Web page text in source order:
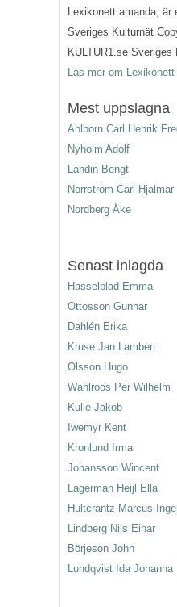
Lexikonett amanda, är
Sveriges Kulturnät
KULTUR1.se Sveriges
Läs mer om
Mest uppslagna
Ahlborn Carl Henrik
Nyholm Adolf
Landin Bengt
Norrström Carl Hjalmar
Nordberg Åke
Senast inlagda
Hasselblad Emma
Ottosson Gunnar
Dahlén Erika
Kruse Jan Lambert
Olsson Hugo
Wahlroos Per Wilhelm
Kulle Jakob
Iwemyr Kent
Kronlund Irma
Johansson Wincent
Lagerman Heijl Ella
Hultcrantz Marcus
Lindberg Nils Einar
Börjeson John
Lundqvist Ida Johanna